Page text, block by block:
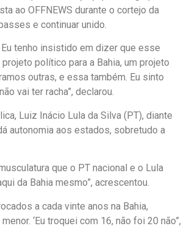
ao OFFNEWS durante o cortejo da
e continuar unido.
tenho insistido em dizer que esse
político para a Bahia, um projeto
outras, e essa também. Eu sinto
vai ter racha”, declarou.
Luiz Inácio Lula da Silva (PT), diante
autonomia aos estados, sobretudo a
que o PT nacional e o Lula
da Bahia mesmo”, acrescentou.
a cada vinte anos na Bahia,
‘Eu troquei com 16, não foi 20 não”,